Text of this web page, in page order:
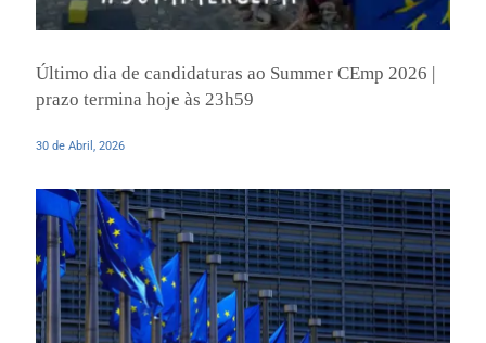
Último dia de candidaturas ao Summer CEmp 2026 |
prazo termina hoje às 23h59
30 de Abril, 2026